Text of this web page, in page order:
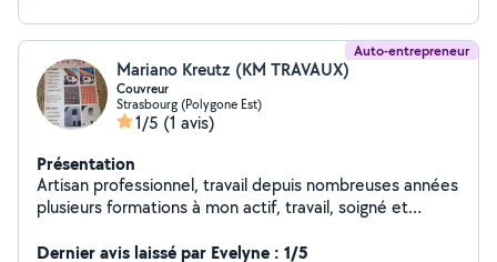
Auto-entrepreneur
Mariano Kreutz (KM TRAVAUX)
Couvreur
Strasbourg (Polygone Est)
1/5 (1 avis)
Présentation
Artisan professionnel, travail depuis nombreuses années
plusieurs formations à mon actif, travail, soigné et
Dernier avis laissé par Evelyne : 1/5